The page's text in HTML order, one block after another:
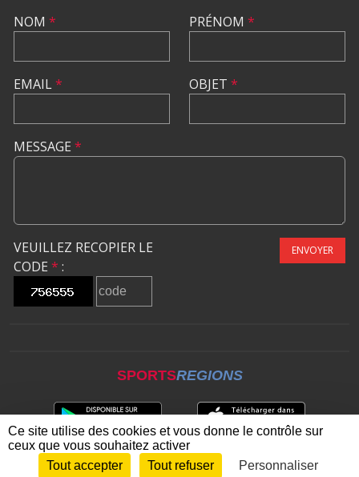
NOM *
EMAIL*
PRÉNOM *
OBJET *
MESSAGE *
VEUILLEZ RECOPIER LE
CODE * :
ENVOYER
SPORTSREGIONS
Envie de participer ? CONNEXION
Ce site utilise des cookies et vous donne le contrôle sur
ceux que vous souhaitez activer
Tout accepter
Tout refuser Personnaliser